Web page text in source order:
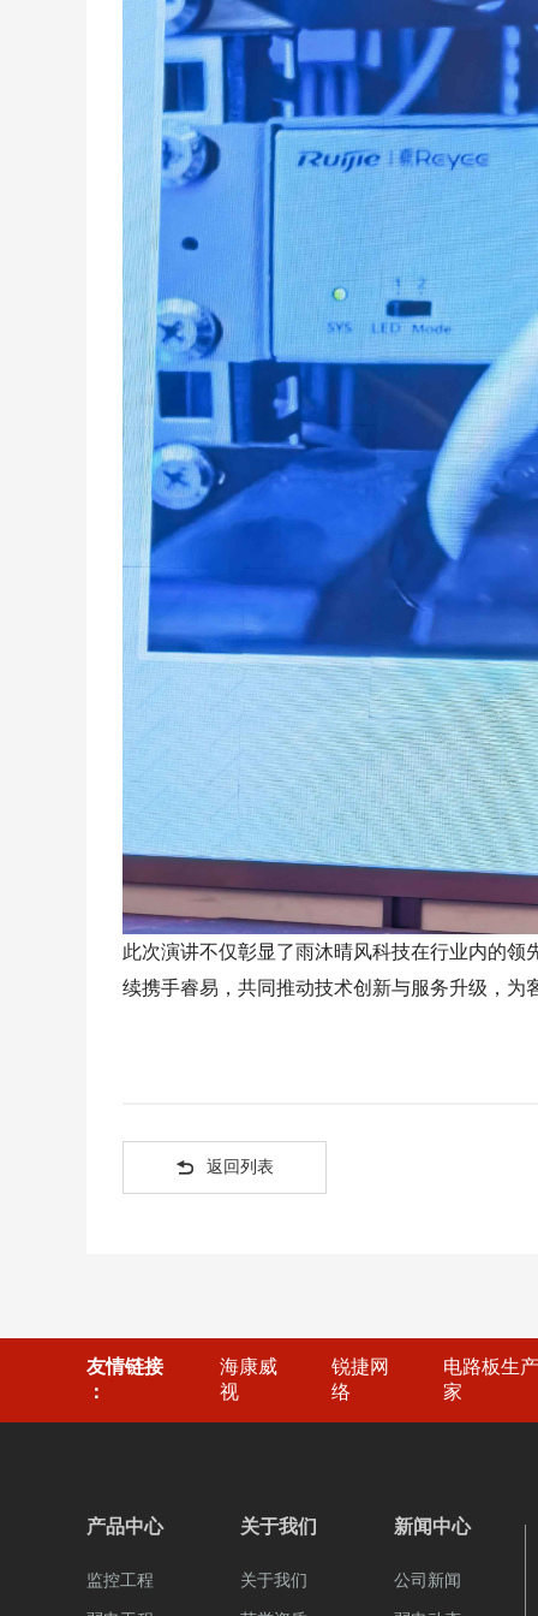
此次演讲不仅彰显了雨沐晴风科技在行业内的
续携手睿易，共同推动技术创新与服务升级，为
 返回列表
友情链接
：
海康威
视
锐捷网
络
电路板生
家
产品中心
监控工程
关于我们
关于我们
新闻中心
公司新闻